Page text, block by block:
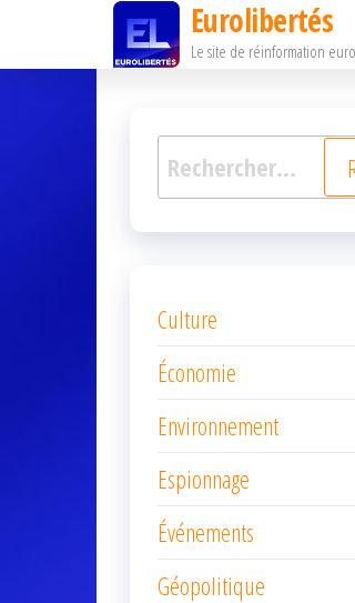
ce
Eurolibertés
Le site de réinformation
Rechercher :
Culture
Économie
Environnement
Espionnage
Événements
Géopolitique